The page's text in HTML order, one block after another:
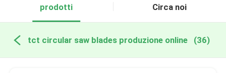
prodotti Circa noi
tct circular saw blades produzione online (36)